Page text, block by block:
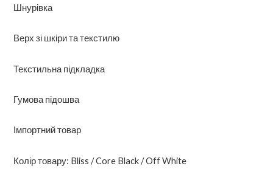
Шнурівка
Верх зі шкіри та текстилю
Текстильна підкладка
Гумова підошва
Імпортний товар
Колір товару: Bliss / Core Black / Off White